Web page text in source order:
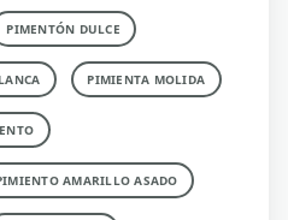
PIMENTÓN DULCE
PIMIENTA MOLIDA
AMARILLO ASADO